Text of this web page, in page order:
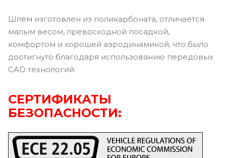
Шлем изготовлен из поликарбоната, отличается
малым весом, превосходной посадкой,
комфортом и хорошей аэродинамикой, что было
достигнуто благодаря использованию передовых
CAD технологий.
СЕРТИФИКАТЫ
БЕЗОПАСНОСТИ: